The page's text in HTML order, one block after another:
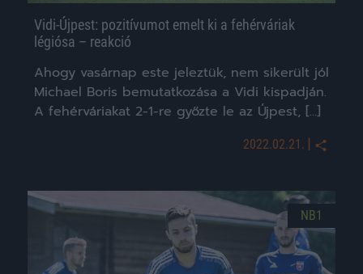
Vidi-Újpest: pozitívumot emelt ki a fehérváriak
légiósa – reakció
Ahogy vasárnap este jeleztük, nem sikerült jól
Michael Boris bemutatkozása a Vidi kispadján.
A fehérváriakat 2-1-re győzte le az Újpest, […]
2022.02.21. |
NB1